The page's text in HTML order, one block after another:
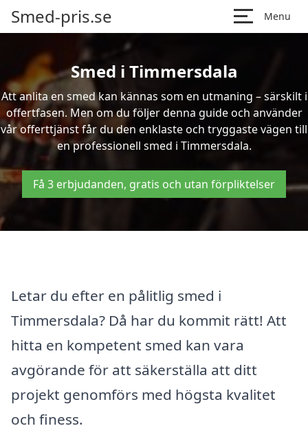
Smed-pris.se Menu
Smed i Timmersdala
Att anlita en smed kan kännas som en utmaning – särskilt i
offertfasen. Men om du följer denna guide och använder
vår offerttjänst får du den enklaste och tryggaste vägen till
en professionell smed i Timmersdala.
Få 3 erbjudanden, gratis och utan förpliktelser
Letar du efter en pålitlig smed i
Timmersdala? Då har du kommit rätt! Att
hitta en kompetent smed kan vara
avgörande för att säkerställa att ditt
projekt genomförs med högsta kvalitet
och finess.